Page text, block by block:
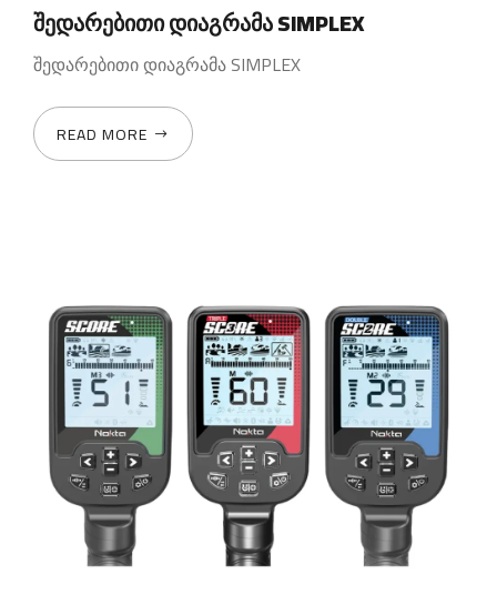
შედარებითი დიაგრამა SIMPLEX
შედარებითი დიაგრამა SIMPLEX
READ MORE